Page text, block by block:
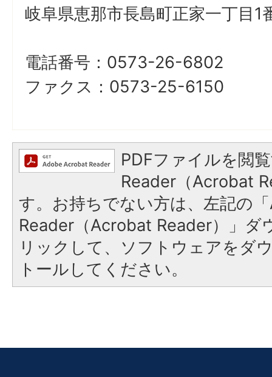
岐阜県恵那市長島町正家一丁目
電話番号：0573-26-6802
ファクス：0573-25-6150
PDFファイルを閲
Reader（Acrobat
す。お持ちでない方は、左記の
Reader（Acrobat Reader）」ダ
リックして、ソフトウェアをダ
トールしてください。